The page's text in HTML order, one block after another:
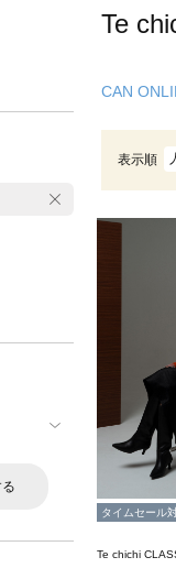
Te
CAN
表示順
タイムセール
Te chichi